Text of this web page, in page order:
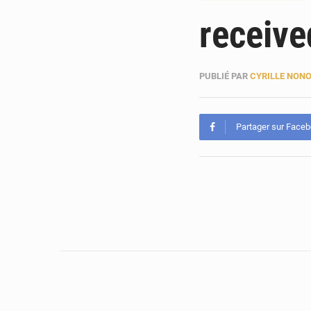
PUBLIÉ PAR CYRILLE NONO
Partager sur